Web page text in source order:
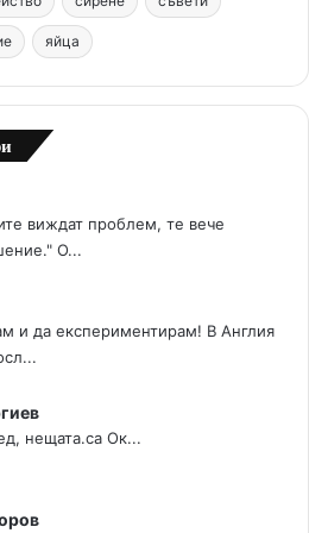
s
t
m
яйца
виждат проблем, те вече
О...
и да експериментирам! В Англия
нещата.са Ок...